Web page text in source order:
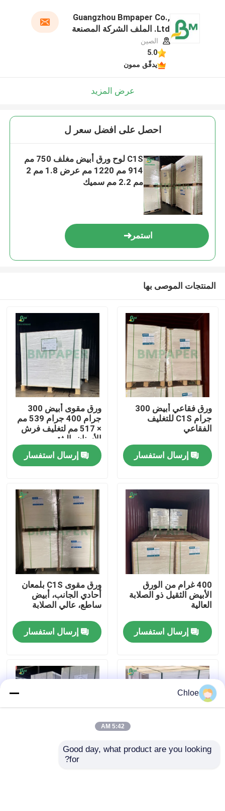
المنتجات
حول بنا
ضبط الجودة
اتصل بنا
أخبار
Guangzhou Bmpaper Co.,
Ltd. الملف الشركة المصنعة
الصين
5.0
يدقّق ممون
عرض المزيد
احصل على افضل سعر ل
C1S لوح ورق أبيض مغلف 750 مم
914 مم 1220 مم عرض 1.8 مم 2
مم 2.2 مم سميك
استمر
المنتجات الموصى بها
ورق فقاعي أبيض 300
جرام C1S للتغليف
الفقاعي
إرسال استفسار
ورق مقوى أبيض 300
جرام 400 جرام 539 مم
× 517 مم لتغليف فرش
الأسنان بالبثق
إرسال استفسار
400 غرام من الورق
الأبيض الثقيل ذو الصلابة
العالية
إرسال استفسار
ورق مقوى C1S بلمعان
أحادي الجانب، أبيض
ساطع، عالي الصلابة
إرسال استفسار
280 غرام بطاقة بطاقة
Chloe
5:42 AM
Good day, what product are you looking
for?